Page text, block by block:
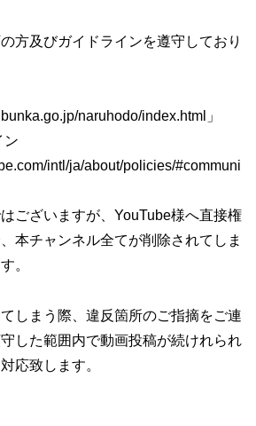
方及びガイドラインを遵守しており
naruhodo/index.html」
ン
intl/ja/about/policies/#communi
ございますが、YouTube様へ直接権
本チャンネル全てが削除されてしま
。
しまう際、違反箇所のご指摘をご連
した範囲内で動画投稿が続けれられ
応致します。